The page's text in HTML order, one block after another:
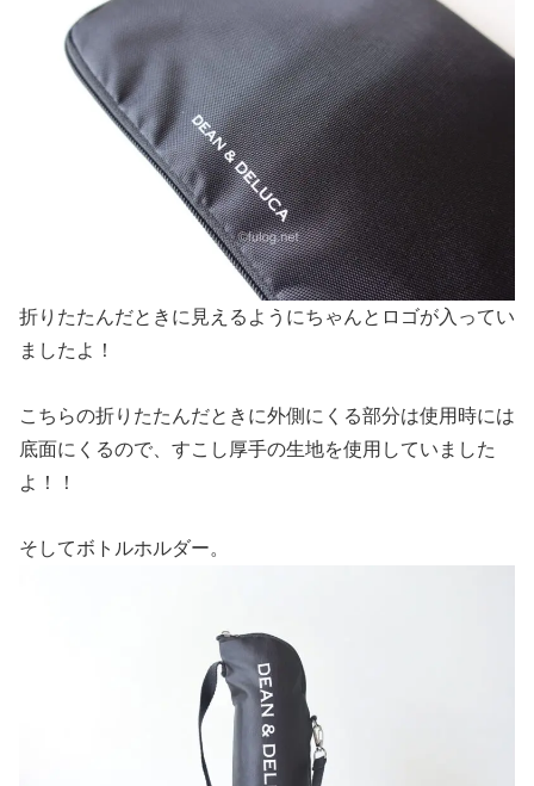
折りたたんだときに見えるようにちゃんとロゴが入ってい
ましたよ！
こちらの折りたたんだときに外側にくる部分は使用時には
底面にくるので、すこし厚手の生地を使用していました
よ！！
そしてボトルホルダー。